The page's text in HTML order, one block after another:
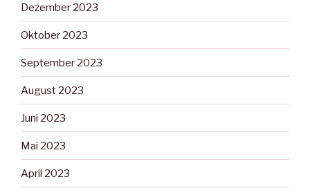
Dezember 2023
Oktober 2023
September 2023
August 2023
Juni 2023
Mai 2023
April 2023